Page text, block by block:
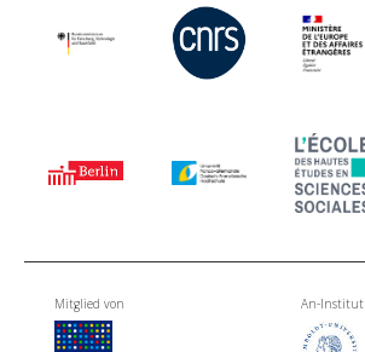
Mitglied von An-Institut